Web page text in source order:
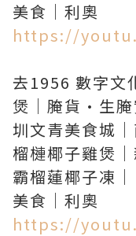
https://
去1956 數字文
煲｜腌貨·生腌
圳文青美食城
榴槤椰子雞煲
霸榴蓮椰子凍
https://